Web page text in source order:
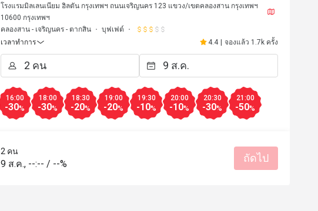
M
M****n
one of our favourite buffet places with good
selection, great quality and nice location next
สถานที่สะอาด
J
When it comes to
nails it! 🔥🍽️ Their hot,
Chocolate Tart,
รสชาติอร่อย ราคาสมเหตุสม
Bangkok)
โรงแรมมิลเลนเนียม ฮิลตัน กรุงเทพฯ ถนนเจริญนคร 123 แขวง/เขตคลองสาน กรุงเทพฯ
10600 กรุงเทพฯ
คลองสาน - เจริญนคร - ตากสิน
บุฟเฟต์
เวลาทำการ
4.4 จองแล้ว 1.7k ครั้ง
16:00
-30%
18:00
-30%
18:30
-20%
19:00
-20%
19:30
-10%
20:00
-10%
20:30
-30%
21:00
-50%
2 คน
9 ส.ค., --:-- / --% ถัดไป